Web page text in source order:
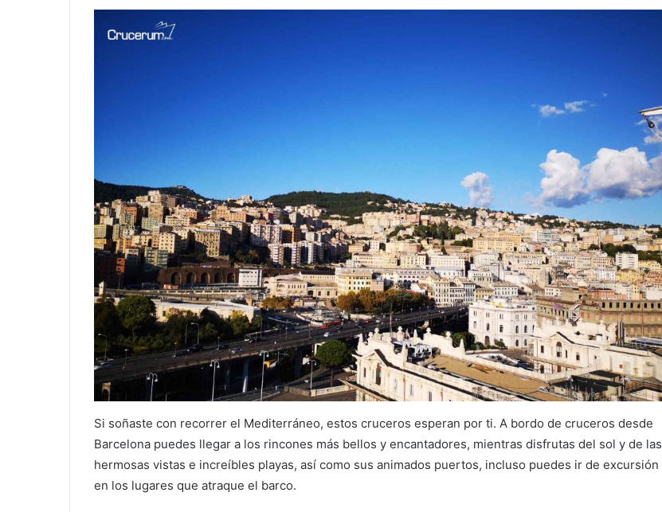
Si soñaste con recorrer el Mediterráneo, estos cruceros esperan por ti. A bordo de cruceros desde
Barcelona puedes llegar a los rincones más bellos y encantadores, mientras disfrutas del sol y de las
hermosas vistas e increíbles playas, así como sus animados puertos, incluso puedes ir de excursión
en los lugares que atraque el barco.